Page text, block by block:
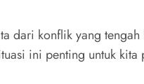
dari konflik yang
ini penting untuk